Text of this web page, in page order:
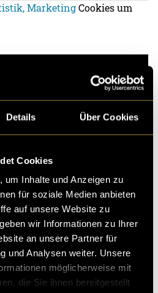
Details Über Cookies
Cookies
um Inhalte und Anzeigen zu
für soziale Medien anbieten
auf unsere Website zu
wir Informationen zu Ihrer
an unsere Partner für
und Analysen weiter. Unsere
möglicherweise mit
die Sie ihnen bereitgestellt
MarketingCookies um
ist ein Hauptfaktor
die grosse Wagentaufe. Mein
Fotos machen, Emotionen
Ich machte mich also